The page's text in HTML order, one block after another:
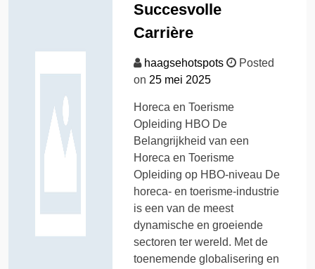
Succesvolle
Carrière
haagsehotspots
Posted
on25 mei 2025
Horeca en Toerisme
Opleiding HBO De
Belangrijkheid van een
Horeca en Toerisme
Opleiding op HBO-niveau De
horeca- en toerisme-industrie
is een van de meest
dynamische en groeiende
sectoren ter wereld. Met de
toenemende globalisering en